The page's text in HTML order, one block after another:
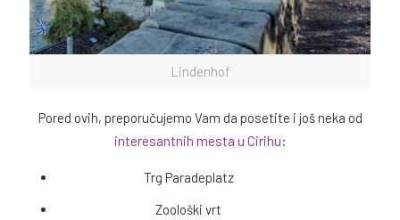
Lindenhof
Pored ovih, preporučujemo Vam da posetite i još neka od
interesantnih mesta u Cirihu:
Trg Paradeplatz
Zoološki vrt